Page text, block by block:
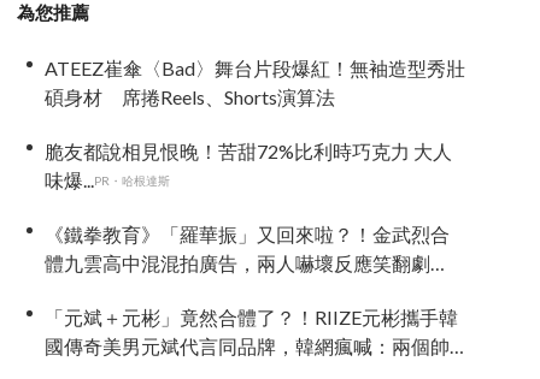
為您推薦
ATEEZ崔傘〈Bad〉舞台片段爆紅！無袖造型秀壯
碩身材 席捲Reels、Shorts演算法
脆友都說相見恨晚！苦甜72%比利時巧克力 大人
味爆...
PR・哈根達斯
《鐵拳教育》「羅華振」又回來啦？！金武烈合
體九雲高中混混拍廣告，兩人嚇壞反應笑翻劇
「元斌＋元彬」竟然合體了？！RIIZE元彬攜手韓
國傳奇美男元斌代言同品牌，韓網瘋喊：兩個帥